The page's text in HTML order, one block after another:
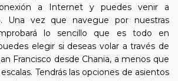
a Internet y puedes venir a
Una vez que navegue por nuestras
lo sencillo que es todo en
elegir si deseas volar a través de
Francisco desde Chania, a menos que
Tendrás las opciones de asientos